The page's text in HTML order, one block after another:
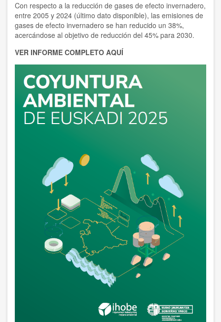
Con respecto a la reducción de gases de efecto invernadero,
entre 2005 y 2024 (último dato disponible), las emisiones de
gases de efecto invernadero se han reducido un 38%,
acercándose al objetivo de reducción del 45% para 2030.
VER INFORME COMPLETO AQUÍ